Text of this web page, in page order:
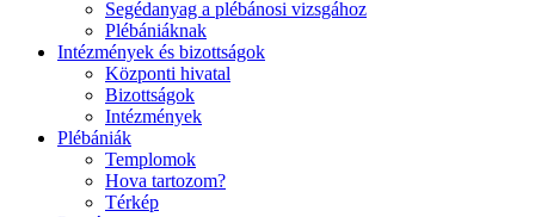
Segédanyag a plébánosi vizsgához
Plébániáknak
Intézmények és bizottságok
Központi hivatal
Bizottságok
Intézmények
Plébániák
Templomok
Hova tartozom?
Térkép